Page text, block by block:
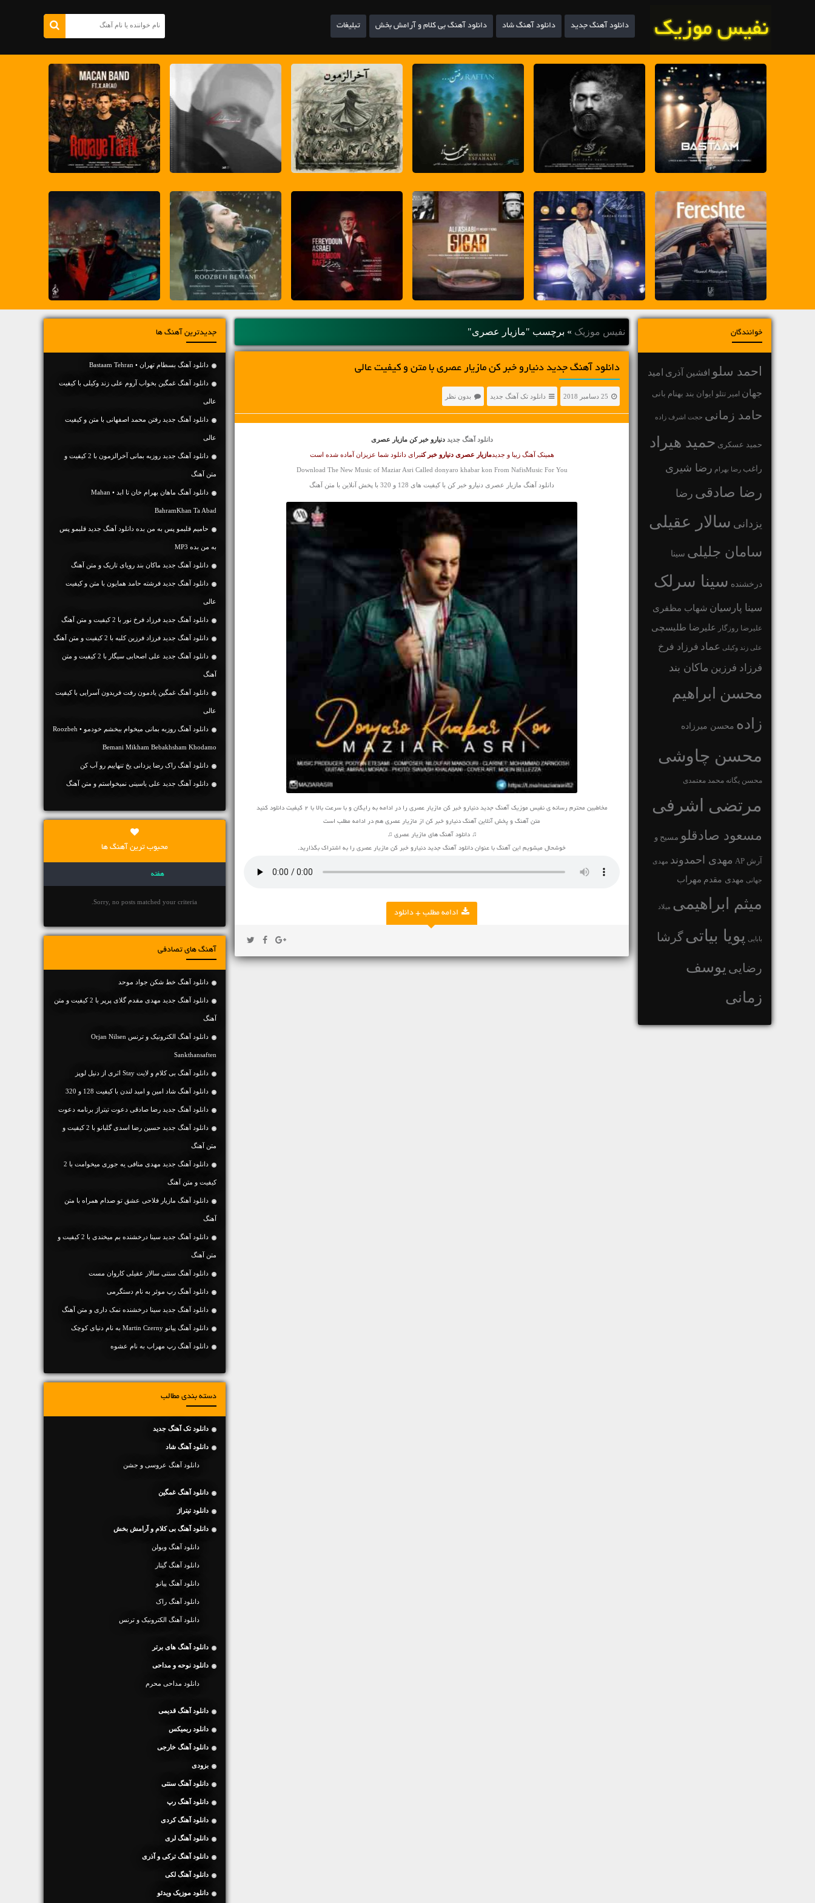
دانلود آهنگ جدید دانلود آهنگ شاد دانلود آهنگ بی کلام و آرامش بخش تبلیغات
خوانندگان
احمد سلو افشین آذری امید
جهان امیر تتلو ایوان بند بهنام بانی
حامد زمانی حجت اشرف زاده
حمید عسکری حمید هیراد
راغب رضا بهرام رضا شیری
رضا صادقی رضا
یزدانی سالار عقیلی
سامان جلیلی سینا
درخشنده سینا سرلک
سینا پارسیان شهاب مظفری
علیرضا روزگار علیرضا طلیسچی
علی زند وکیلی عماد فرزاد فرخ
فرزاد فرزین ماکان بند
محسن ابراهیم
زاده محسن میرزاده
محسن چاوشی
محسن یگانه محمد معتمدی
مرتضی اشرفی
مسعود صادقلو مسیح و
آرش AP مهدی احمدوند مهدی
جهانی مهدی مقدم مهراب
میثم ابراهیمی میلاد
بابایی پویا بیاتیگرشا
رضایی یوسف
زمانی
نفیس موزیک » برچسب "مازیار عصری"
دانلود آهنگ جديد دنیارو خبر کن مازیار عصری با متن و کیفیت عالی
25 دسامبر 2018 دانلود تک آهنگ جدید بدون نظر
دانلود آهنگ جدید دنیارو خبر کن مازیار عصری
همینک آهنگ زیبا و جدیدمازیار عصری دنیارو خبر کنبرای دانلود شما عزیزان آماده شده است
Download The New Music of Maziar Asri Called donyaro khabar kon From NafisMusic For You
دانلود آهنگ مازیار عصری دنیارو خبر کن با کیفیت های 128 و 320 با پخش آنلاین با متن آهنگ
مخاطبین محترم رسانه ی نفیس موزیک آهنگ جدید دنیارو خبر کن مازیار عصری را در ادامه به رایگان و با سرعت بالا با 2 کیفیت دانلود کنید
متن آهنگ و پخش آنلاین آهنگ دنیارو خبر کن از مازیار عصری هم در ادامه مطلب است
♫ دانلود آهنگ های مازیار عصری ♫
خوشحال میشویم این آهنگ با عنوان دانلود آهنگ جدید دنیارو خبر کن مازیار عصری را به اشتراک بگذارید.
ادامه مطلب + دانلود
جدیدترین آهنگ ها
دانلود آهنگ بسطام تهران • Bastaam Tehran
دانلود آهنگ غمگین بخواب آروم علی زند وکیلی با کیفیت
عالی
دانلود آهنگ جديد رفتن محمد اصفهانی با متن و کیفیت
عالی
دانلود آهنگ جديد روزبه بمانی آخرالزمون با 2 کیفیت و
متن آهنگ
دانلود آهنگ ماهان بهرام خان تا ابد • Mahan
BahramKhan Ta Abad
حامیم قلبمو پس به من بده دانلود آهنگ جدید قلبمو پس
به من بده MP3
دانلود آهنگ جديد ماکان بند رویای تاریک و متن آهنگ
دانلود آهنگ جديد فرشته حامد همایون با متن و کیفیت
عالی
دانلود آهنگ جديد فرزاد فرخ نور با 2 کیفیت و متن آهنگ
دانلود آهنگ جديد فرزاد فرزین کلبه با 2 کیفیت و متن آهنگ
دانلود آهنگ جديد علی اصحابی سیگار با 2 کیفیت و متن
آهنگ
دانلود آهنگ غمگین یادمون رفت فریدون آسرایی با کیفیت
عالی
دانلود آهنگ روزبه بمانی میخوام ببخشم خودمو • Roozbeh
Bemani Mikham Bebakhsham Khodamo
دانلود آهنگ راک رضا یزدانی یخ تنهاییم رو آب کن
دانلود آهنگ جديد علی یاسینی نمیخواستم و متن آهنگ
محبوب ترین آهنگ ها
هفته
Sorry, no posts matched your criteria.
آهنگ های تصادفی
دانلود آهنگ خط شکن جواد موحد
دانلود آهنگ جديد مهدی مقدم گلای پرپر با 2 کیفیت و متن
آهنگ
دانلود آهنگ الکترونیک و ترنس Orjan Nilsen
Sankthansaften
دانلود آهنگ بی کلام و لایت Stay اثری از دنیل لوپز
دانلود آهنگ شاد امین و امید لندن با کیفیت 128 و 320
دانلود آهنگ جدید رضا صادقی دعوت تیتراژ برنامه دعوت
دانلود آهنگ جديد حسین رضا اسدی گلبانو با 2 کیفیت و
متن آهنگ
دانلود آهنگ جديد مهدی منافی یه جوری میخوامت با 2
کیفیت و متن آهنگ
دانلود آهنگ مازیار فلاحی عشق تو صدام همراه با متن
آهنگ
دانلود آهنگ جديد سینا درخشنده بم میخندی با 2 کیفیت و
متن آهنگ
دانلود آهنگ سنتی سالار عقیلی کاروان مست
دانلود آهنگ رپ موئر به نام دستگرمی
دانلود آهنگ جديد سینا درخشنده نمک داری و متن آهنگ
دانلود آهنگ پیانو Martin Czerny به نام دنیای کوچک
دانلود آهنگ رپ مهراب به نام عشوه
دسته بندی مطالب
دانلود تک آهنگ جدید
دانلود آهنگ شاد
دانلود آهنگ عروسی و جشن
دانلود آهنگ غمگین
دانلود تیتراژ
دانلود آهنگ بی کلام و آرامش بخش
دانلود آهنگ ویولن
دانلود آهنگ گیتار
دانلود آهنگ پیانو
دانلود آهنگ راک
دانلود آهنگ الکترونیک و ترنس
دانلود آهنگ های برتر
دانلود نوحه و مداحی
دانلود مداحی محرم
دانلود آهنگ قدیمی
دانلود ریمیکس
دانلود آهنگ خارجی
بزودی
دانلود آهنگ سنتی
دانلود آهنگ رپ
دانلود آهنگ کردی
دانلود آهنگ لری
دانلود آهنگ ترکی و آذری
دانلود آهنگ لکی
دانلود موزیک ویدئو